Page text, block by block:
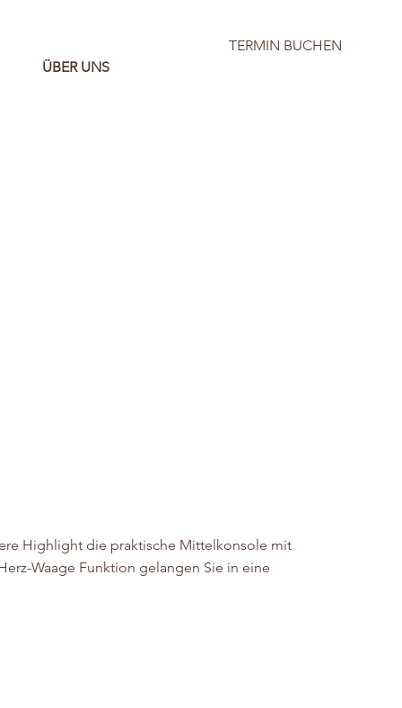
ÜBER UNS
TERMIN BUCHEN
Highlight die praktische Mittelkonsole mit
Waage Funktion gelangen Sie in eine